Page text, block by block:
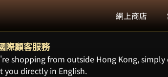
網上商店
顧客服務
shopping from outside Hong Kong,
you directly in English.